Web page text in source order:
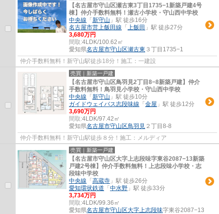
【名古屋市守山区瀬古東3丁目1735−1新築戸建4号
棟】仲介手数料無料！瀬古小学校・守山西中学校
中央線 「 新守山 」駅 徒歩16分
名古屋市営上飯田線 「 上飯田 」駅 徒歩27分
3,680万円
間取:4LDK/100.62㎡
愛知県名古屋市守山区瀬古東 ３丁目1735−1
仲介手数料無料！新守山駅徒歩18分！施工：一建設
売買｜新築一戸建
【名古屋市守山区鳥羽見2丁目8−8新築戸建】仲介
手数料無料！鳥羽見小学校・守山西中学校
中央線 「 新守山 」駅 徒歩10分
ガイドウェイバス志段味線 「 金屋 」駅 徒歩12分
3,690万円
間取:4LDK/97.42㎡
愛知県名古屋市守山区鳥羽見 ２丁目8-8
仲介手数料無料！新守山駅徒歩８分！施工：メルディア
売買｜新築一戸建
【名古屋市守山区大字上志段味字東谷2087−13新築
戸建2号棟】仲介手数料無料！上志段味小学校・志
段味中学校
中央線 「 高蔵寺 」駅 徒歩26分
愛知環状鉄道 「 中水野 」駅 徒歩33分
3,734万円
間取:4LDK/99.36㎡
愛知県名古屋市守山区大字上志段味字東谷2087−13